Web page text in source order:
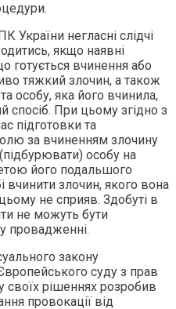
України негласні слідчі
якщо наявні
готується вчинення або
тяжкий злочин, а також
особу, яка його вчинила,
При цьому згідно з
підготовки та
за вчиненням злочину
особу на
його подальшого
вчинити злочин, якого вона
не сприяв. Здобуті в
не можуть бути
провадженні.
закону
суду з прав
рішеннях розробив
провокації від